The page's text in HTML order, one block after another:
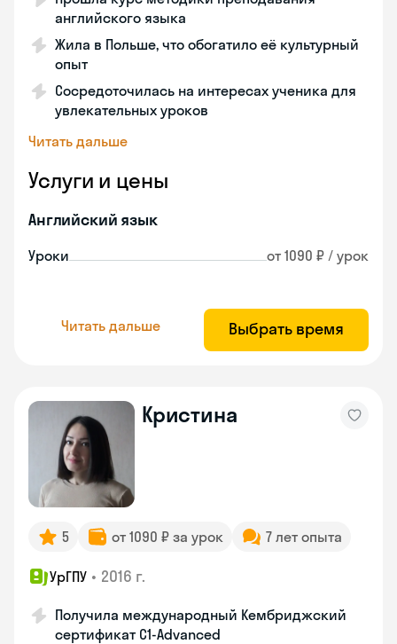
английского языка
Жила в Польше, что обогатило её культурный
опыт
Сосредоточилась на интересах ученика для
увлекательных уроков
Читать дальше
Услуги и цены
Английский язык
Уроки от 1090 ₽ / урок
Читать дальше Выбрать время
Кристина
5 от 1090 ₽ за урок 7 лет опыта
УрГПУ • 2016 г.
Получила международный Кембриджский
сертификат С1-Advanced